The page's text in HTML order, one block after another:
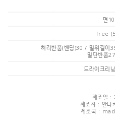
면
free
허리반품(밴딩)30 / 밑위길이
밑단반품
드라이크리
제조일 :
제조자 : 안나
제조국 :